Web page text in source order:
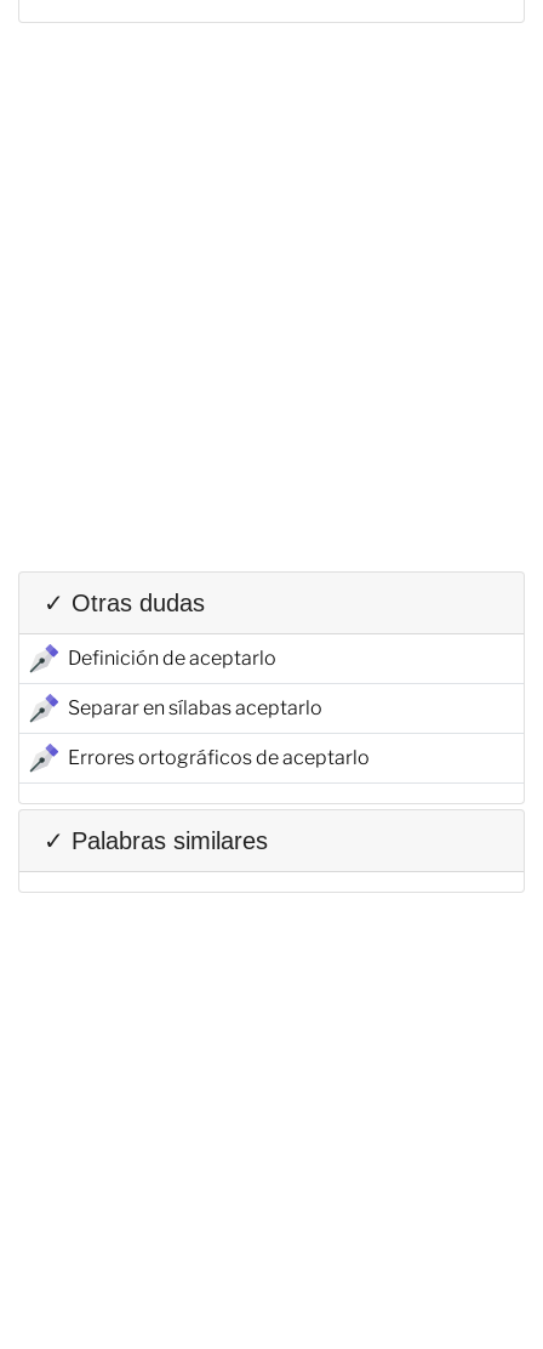
✓ Otras dudas
Definición de aceptarlo
Separar en sílabas aceptarlo
Errores ortográficos de aceptarlo
✓ Palabras similares